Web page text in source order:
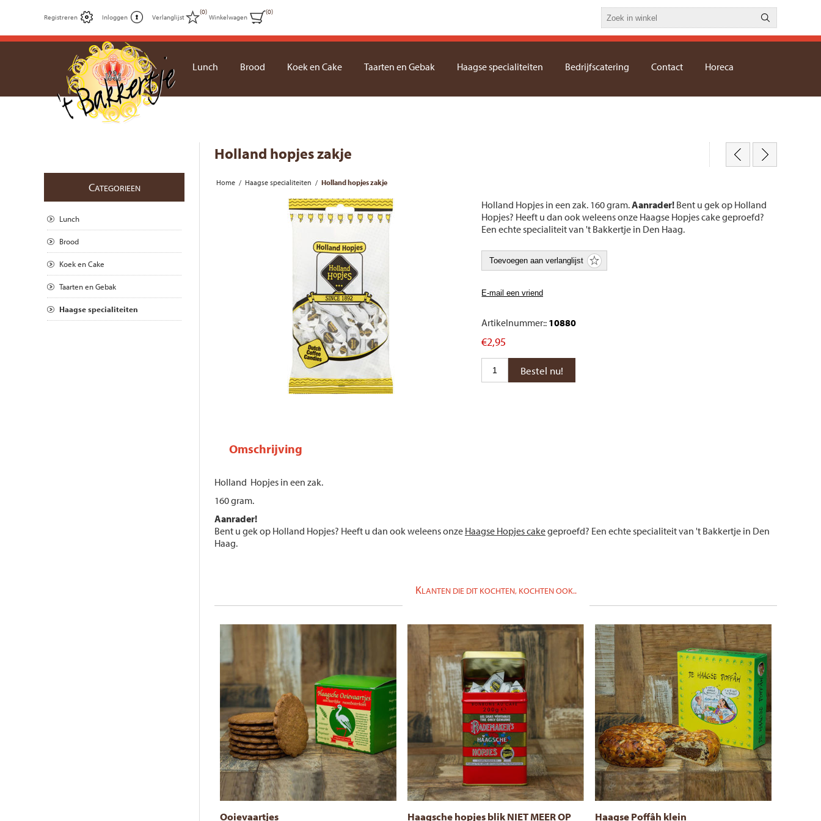
Registreren Inloggen Verlanglijst
(0)
Winkelwagen
(0)
Lunch Brood Koek en Cake Taarten en Gebak Haagse specialiteiten Bedrijfscatering Contact Horeca
Holland hopjes zakje
Home / Haagse specialiteiten / Holland hopjes zakje
Holland Hopjes in een zak. 160 gram.Aanrader! Bent u gek op Holland
Hopjes? Heeft u dan ook weleens onze Haagse Hopjes cake geproefd?
Een echte specialiteit van 't Bakkertje in Den Haag.
Artikelnummer:: 10880
€2,95
Omschrijving
Holland Hopjes in een zak.
160 gram.
Aanrader!
Bent u gek op Holland Hopjes? Heeft u dan ook weleens onze Haagse Hopjes cakegeproefd? Een echte specialiteit van 't Bakkertje in Den
Haag.
KLANTEN DIE DIT KOCHTEN, KOCHTEN OOK..
Ooievaartjes Haagsche hopjes blik NIET MEER OP
Aanrader!
Haagse Poffâh klein
CATEGORIEEN
Lunch
Brood
Koek en Cake
Taarten en Gebak
Haagse specialiteiten